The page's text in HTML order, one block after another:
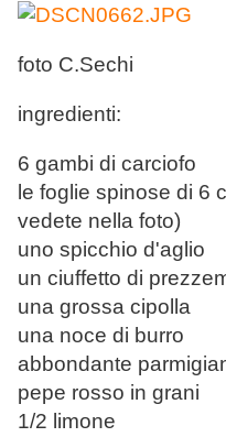
foto C.Sechi
ingredienti:
6 gambi di carciofo
le foglie spinose di 6
vedete nella foto)
uno spicchio d'aglio
un ciuffetto di
una grossa cipolla
una noce di burro
abbondante
pepe rosso in grani
1/2 limone